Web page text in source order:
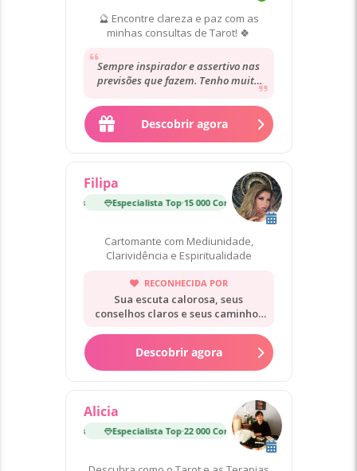
🔮 Encontre clareza e paz com as
minhas consultas de Tarot! 🍀
Sempre inspirador e assertivo nas
previsões que fazem. Tenho muita
Descobrir agora
Filipa
Especialista Top·15 000 Consultas Especialista Top
Cartomante com Mediunidade,
Clarividência e Espiritualidade
RECONHECIDA POR
Sua escuta calorosa, seus
conselhos claros e seus caminhos
Descobrir agora
Alicia
Especialista Top·22 000 Consultas Especialista Top